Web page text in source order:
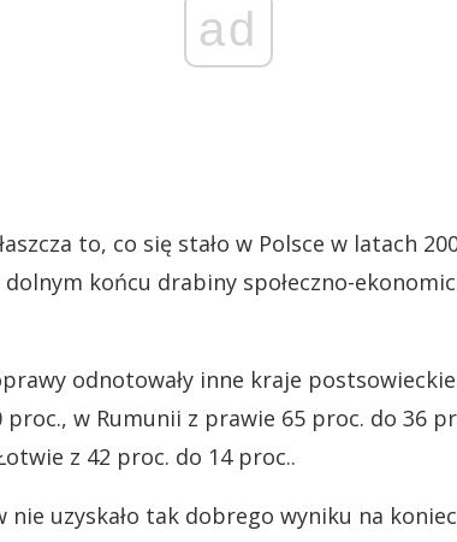
ad
to, co się stało w Polsce w latach
końcu drabiny społeczno-
odnotowały inne kraje
w Rumunii z prawie 65 proc. do 36
z 42 proc. do 14 proc..
nie uzyskało tak dobrego wyniku na